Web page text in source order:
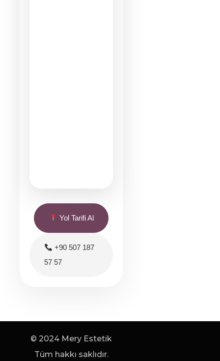
Yol Tarifi Al
+90 507 187
57 57
© 2024 Mery Estetik
Tüm hakkı saklıdır.